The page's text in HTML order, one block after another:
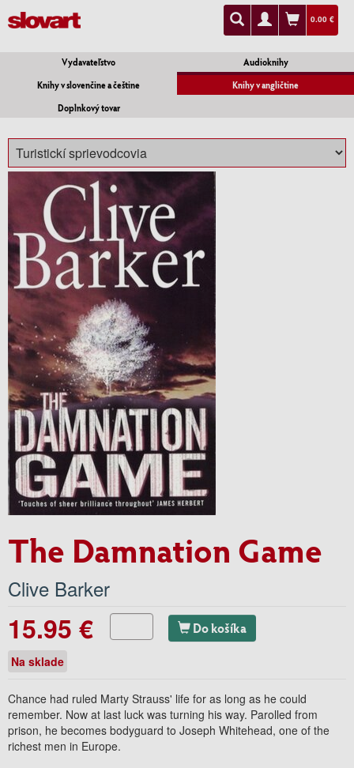
0.00 €
Vydavateľstvo
Audioknihy
Knihy v slovenčine a češtine
Knihy v angličtine
Doplnkový tovar
The Damnation Game
Clive Barker
15.95 € Do košíka
Na sklade
Chance had ruled Marty Strauss' life for as long as he could
remember. Now at last luck was turning his way. Parolled from
prison, he becomes bodyguard to Joseph Whitehead, one of the
richest men in Europe.